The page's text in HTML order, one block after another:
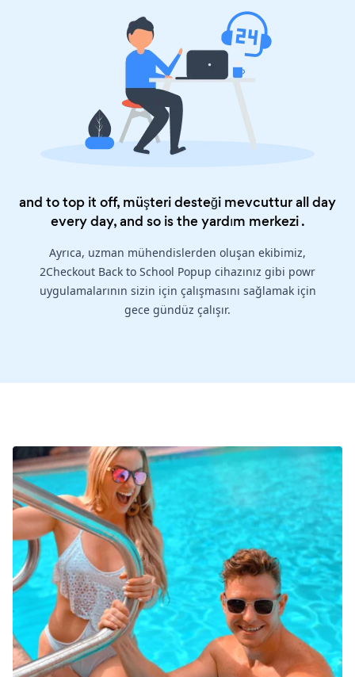
and to top it off, müşteri desteği mevcuttur all day
every day, and so is theyardım merkezi.
Ayrıca, uzman mühendislerden oluşan ekibimiz,
2Checkout Back to School Popup cihazınız gibi powr
uygulamalarının sizin için çalışmasını sağlamak için
gece gündüz çalışır.